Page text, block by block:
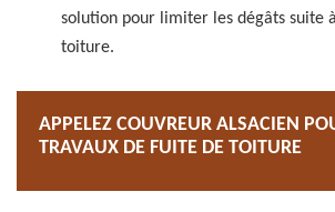
solution pour limiter les dégâts suite
toiture.
APPELEZ COUVREUR ALSACIEN
TRAVAUX DE FUITE DE TOITURE